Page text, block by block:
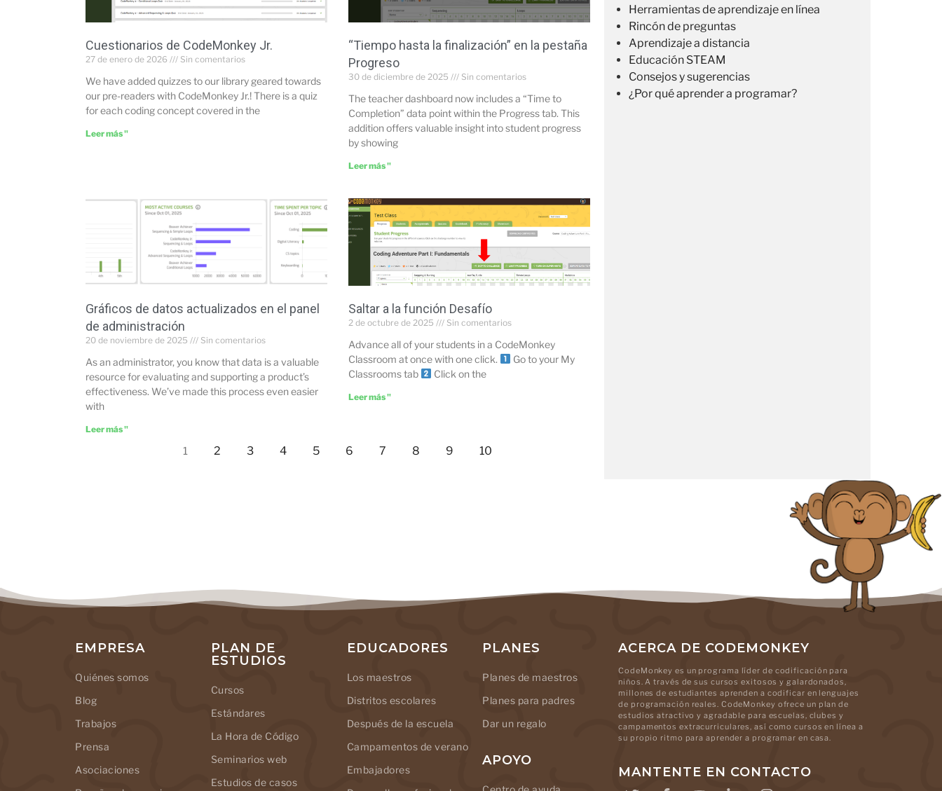
Cuestionarios de CodeMonkey Jr.
27 de enero de 2026 Sin comentarios
We have added quizzes to our library geared towards
our pre-readers with CodeMonkey Jr.! There is a quiz
for each coding concept covered in the
Leer más "
“Tiempo hasta la finalización” en la pestaña
Progreso
30 de diciembre de 2025 Sin comentarios
The teacher dashboard now includes a “Time to
Completion” data point within the Progress tab. This
addition offers valuable insight into student progress
by showing
Leer más "
Gráficos de datos actualizados en el panel
de administración
20 de noviembre de 2025 Sin comentarios
As an administrator, you know that data is a valuable
resource for evaluating and supporting a product’s
effectiveness. We’ve made this process even easier
with
Leer más "
Saltar a la función Desafío
2 de octubre de 2025 Sin comentarios
Advance all of your students in a CodeMonkey
Classroom at once with one click.
Go to your My
Classrooms tab
Click on the
Leer más "
1 2 3 4 5 6 7 8 9 10
Herramientas de aprendizaje en línea
Rincón de preguntas
Aprendizaje a distancia
Educación STEAM
Consejos y sugerencias
¿Por qué aprender a programar?
EMPRESA
Quiénes somos
Blog
Trabajos
Prensa
Asociaciones
PLAN DE
ESTUDIOS
Cursos
Estándares
La Hora de Código
Seminarios web
Estudios de casos
EDUCADORES
Los maestros
Distritos escolares
Después de la escuela
Campamentos de verano
Embajadores
PLANES
Planes de maestros
Planes para padres
Dar un regalo
APOYO
ACERCA DE CODEMONKEY
CodeMonkey es un programa líder de codificación para
niños. A través de sus cursos exitosos y galardonados,
millones de estudiantes aprenden a codificar en lenguajes
de programación reales. CodeMonkey ofrece un plan de
estudios atractivo y agradable para escuelas, clubes y
campamentos extracurriculares, así como cursos en línea a
su propio ritmo para aprender a programar en casa.
MANTENTE EN CONTACTO